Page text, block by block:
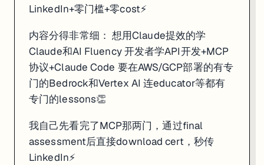
LinkedIn+零门槛+零cost⚡
内容分得非常细： 想用Claude提效的学
Claude和AI Fluency 开发者学API开发+MCP
协议+Claude Code 要在AWS/GCP部署的有专
门的Bedrock和Vertex AI 连educator等都有
专门的lessons👏
我自己先看完了MCP那两门，通过final
assessment后直接download cert，秒传
LinkedIn⚡